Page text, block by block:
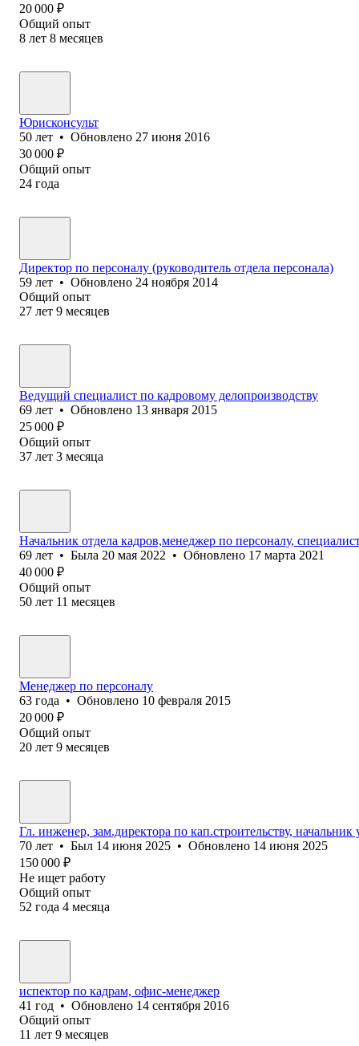
20 000 ₽
Общий опыт
8 лет 8 месяцев
Юрисконсульт
50 лет • Обновлено 27 июня 2016
30 000 ₽
Общий опыт
24 года
Директор по персоналу (руководитель отдела персонала)
59 лет • Обновлено 24 ноября 2014
Общий опыт
27 лет 9 месяцев
Ведущий специалист по кадровому делопроизводству
69 лет • Обновлено 13 января 2015
25 000 ₽
Общий опыт
37 лет 3 месяца
Начальник отдела кадров,менеджер по персоналу,
69 лет • Была 20 мая 2022 • Обновлено 17 марта 2021
40 000 ₽
Общий опыт
50 лет 11 месяцев
Менеджер по персоналу
63 года • Обновлено 10 февраля 2015
20 000 ₽
Общий опыт
20 лет 9 месяцев
Гл. инженер, зам.директора по кап.строительству,
70 лет • Был 14 июня 2025 • Обновлено 14 июня 2025
150 000 ₽
Не ищет работу
Общий опыт
52 года 4 месяца
испектор по кадрам, офис-менеджер
41 год • Обновлено 14 сентября 2016
Общий опыт
11 лет 9 месяцев